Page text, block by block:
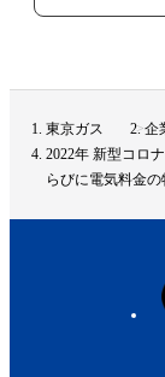
東京ガス 企
2022年 新型コロ
らびに電気料金